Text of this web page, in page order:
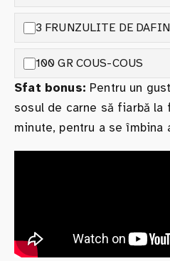
3 FRUNZULITE DE DAFIN
100 GR COUS-COUS
Sfat bonus: Pentru un
sosul de carne să fiarbă
minute, pentru a se îmbina